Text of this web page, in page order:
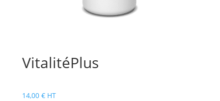
VitalitéPlus
14,00 € HT